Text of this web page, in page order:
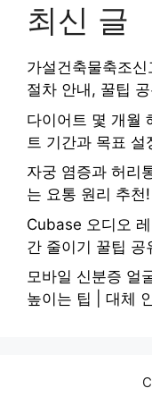
최신 글
가설건축물축조
절차 안내, 꿀팁
다이어트 몇 개월
트 기간과 목표 설
자궁 염증과 허리
는 요통 원리 추천!
Cubase 오디오
간 줄이기 꿀팁 공
모바일 신분증 얼
높이는 팁 | 대체